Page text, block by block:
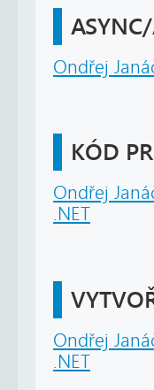
Ondřej
KÓD
Ondřej
.NET
Ondřej
.NET